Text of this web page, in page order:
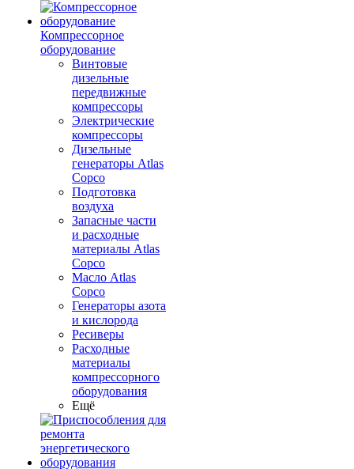
Компрессорное
оборудование
Винтовые
дизельные
передвижные
компрессоры
Электрические
компрессоры
Дизельные
генераторы Atlas
Copco
Подготовка
воздуха
Запасные части
и расходные
материалы Atlas
Copco
Масло Atlas
Copco
Генераторы азота
и кислорода
Ресиверы
Расходные
материалы
компрессорного
оборудования
Ещё